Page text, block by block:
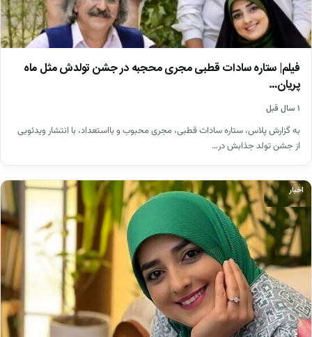
فیلم| ستاره سادات قطبی مجری محجبه در جشن تولدش مثل ماه
پریان…
۱ سال قبل
به گزارش پلاس، ستاره سادات قطبی، مجری محبوب و بااستعداد، با انتشار ویدئویی
از جشن تولد جذابش در…
اخبار